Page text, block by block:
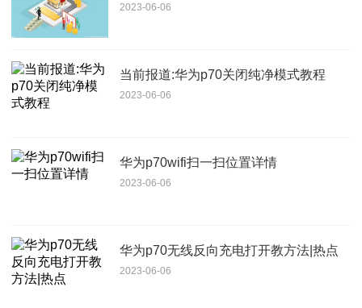
2023-06-06
当前报道:华为p70关闭纯净模式教程
2023-06-06
华为p70wifi扫一扫位置详情
2023-06-06
华为p70无线反向充电打开教方法|热点
2023-06-06